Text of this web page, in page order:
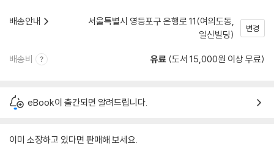
배송안내
서울특별시 영등포구 은행로 11(여의도동,
일신빌딩)
변경
배송비 유료 (도서 15,000원 이상 무료)
eBook이 출간되면 알려드립니다.
이미 소장하고 있다면 판매해 보세요.